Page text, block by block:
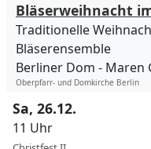
Bläserweihnacht
Traditionelle
Bläserensemble
Berliner Dom
Maren
Oberpfarr- und Domkirche Berlin
Sa, 26.12.
11 Uhr